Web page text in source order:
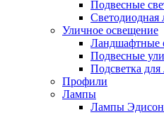
Подвесные
Светодиодная
Уличное освещение
Ландшафтные
Подвесные
Подсветка
Профили
Лампы
Лампы